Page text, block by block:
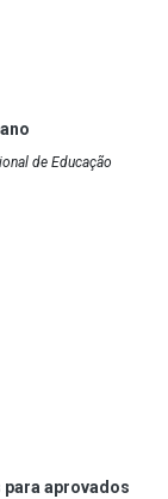
de Educação
para aprovados